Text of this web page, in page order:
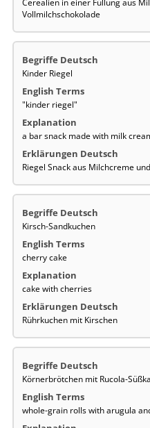
Cerealien in einer Füllung aus
Vollmilchschokolade
Kinder Riegel
"kinder riegel"
a bar snack made with milk
Riegel Snack aus Milchcreme
Kirsch-Sandkuchen
cherry cake
cake with cherries
Rührkuchen mit Kirschen
Körnerbrötchen mit Rucola-
whole-grain rolls with arugula